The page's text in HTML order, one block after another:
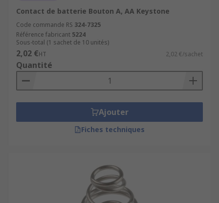
Contact de batterie Bouton A, AA Keystone
Code commande RS 324-7325
Référence fabricant 5224
Sous-total (1 sachet de 10 unités)
2,02 €HT 2,02 €/sachet
Quantité
Ajouter
Fiches techniques